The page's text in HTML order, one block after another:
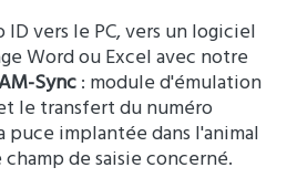
vers le PC, vers un logiciel
Word ou Excel avec notre
Sync: module d'émulation
le transfert du numéro
implantée dans l'animal
de saisie concerné.